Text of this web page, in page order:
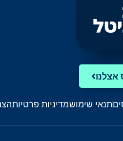
תנאי שימושמדיניות פרטיות